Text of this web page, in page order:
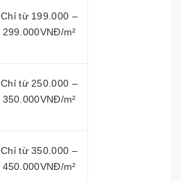
Chỉ từ 199.000 –
299.000VNĐ/m²
Chỉ từ 250.000 –
350.000VNĐ/m²
Chỉ từ 350.000 –
450.000VNĐ/m²